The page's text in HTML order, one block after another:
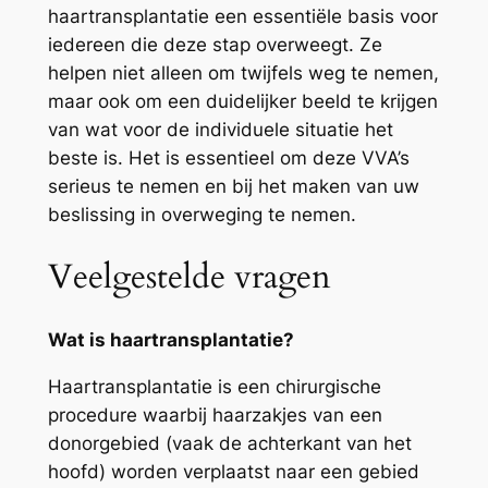
haartransplantatie een essentiële basis voor
iedereen die deze stap overweegt. Ze
helpen niet alleen om twijfels weg te nemen,
maar ook om een duidelijker beeld te krijgen
van wat voor de individuele situatie het
beste is. Het is essentieel om deze VVA’s
serieus te nemen en bij het maken van uw
beslissing in overweging te nemen.
Veelgestelde vragen
Wat is haartransplantatie?
Haartransplantatie is een chirurgische
procedure waarbij haarzakjes van een
donorgebied (vaak de achterkant van het
hoofd) worden verplaatst naar een gebied